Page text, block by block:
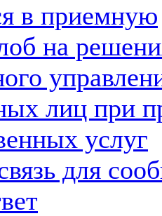
в приемную
на
лиц при
услуг
для